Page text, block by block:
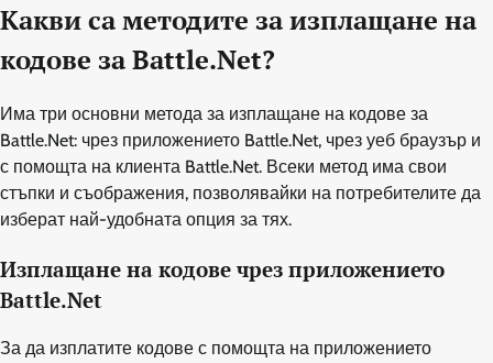
Какви са методите за изплащане на
кодове за Battle.Net?
Има три основни метода за изплащане на кодове за
Battle.Net: чрез приложението Battle.Net, чрез уеб браузър и
с помощта на клиента Battle.Net. Всеки метод има свои
стъпки и съображения, позволявайки на потребителите да
изберат най-удобната опция за тях.
Изплащане на кодове чрез приложението
Battle.Net
За да изплатите кодове с помощта на приложението